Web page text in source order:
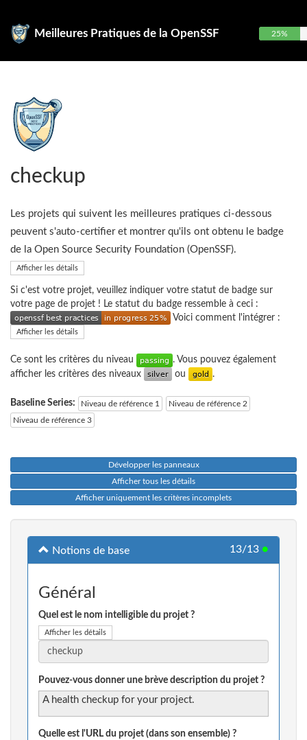
Meilleures Pratiques de la OpenSSF 25%
checkup
Les projets qui suivent les meilleures pratiques ci-dessous
peuvent s'auto-certifier et montrer qu'ils ont obtenu le badge
de la Open Source Security Foundation (OpenSSF).
Afficher les détails
Si c'est votre projet, veuillez indiquer votre statut de badge sur
votre page de projet ! Le statut du badge ressemble à ceci :
Voici comment l'intégrer :
Afficher les détails
Ce sont les critères du niveau
. Vous pouvez également
afficher les critères des niveaux
ou .
Baseline Series: Niveau de référence 1
Niveau de référence 2
Niveau de référence 3
Développer les panneaux
Afficher tous les détails
Afficher uniquement les critères incomplets
Notions de base 13/13 ●
Général
Quel est le nom intelligible du projet ?
Afficher les détails
Pouvez-vous donner une brève description du projet ?
A health checkup for your project.
Quelle est l'URL du projet (dans son ensemble) ?